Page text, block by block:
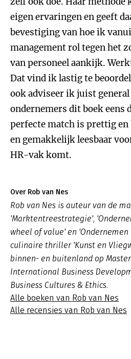
eigen ervaringen en geeft
bevestiging van hoe ik
management rol tegen het
van personeel aankijk.
Dat vind ik lastig te
ook adviseer ik juist general
ondernemers dit boek eens
perfecte match is prettig en
en gemakkelijk leesbaar
HR-vak komt.
Over Rob van Nes
Rob van Nes is auteur van de
'Marktentreestrategie',
wheel of value' en
culinaire thriller 'Kunst en
binnen- en buitenland op
International Business
Business Cultures & Ethics.
Alle boeken van Rob van Nes
Alle recensies van Rob van Nes